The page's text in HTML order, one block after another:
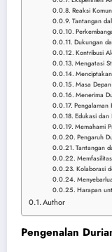
Reaksi
Tantangan
Dukungan
Kontribusi
Mengatasi
Masa
Menerima
Pengalaman
Edukasi dan
Memahami
Pengaruh
Tantangan
Kolaborasi
Harapan
Author
Pengenalan